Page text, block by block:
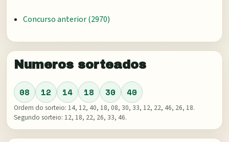
Concurso anterior (2970)
Numeros sorteados
08 12 14 18 30 40
Ordem do sorteio: 14, 12, 40, 18, 08, 30, 33, 12, 22, 46, 26, 18.
Segundo sorteio: 12, 18, 22, 26, 33, 46.